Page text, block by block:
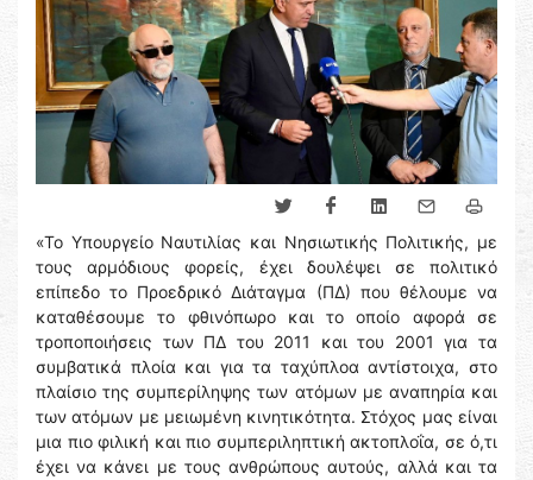
«Το Υπουργείο Ναυτιλίας και Νησιωτικής Πολιτικής, με
τους αρμόδιους φορείς, έχει δουλέψει σε πολιτικό
επίπεδο το Προεδρικό Διάταγμα (ΠΔ) που θέλουμε να
καταθέσουμε το φθινόπωρο και το οποίο αφορά σε
τροποποιήσεις των ΠΔ του 2011 και του 2001 για τα
συμβατικά πλοία και για τα ταχύπλοα αντίστοιχα, στο
πλαίσιο της συμπερίληψης των ατόμων με αναπηρία και
των ατόμων με μειωμένη κινητικότητα. Στόχος μας είναι
μια πιο φιλική και πιο συμπεριληπτική ακτοπλοΐα, σε ό,τι
έχει να κάνει με τους ανθρώπους αυτούς, αλλά και τα